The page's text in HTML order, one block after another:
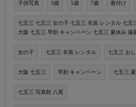
子供写真 3歳 5歳 7歳 着付け
七五三 七五三 女の子 七五三 衣装 レンタル 七五
大阪 七五三 早割 キャンペーン 七五三 夏休み 撮
女の子 七五三 衣装 レンタル 七五三 お
大阪 七五三 早割 キャンペーン 七五三
七五三 写真館 八尾